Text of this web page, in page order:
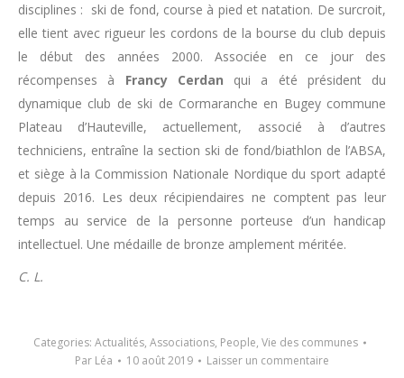
disciplines : ski de fond, course à pied et natation. De surcroit,
elle tient avec rigueur les cordons de la bourse du club depuis
le début des années 2000. Associée en ce jour des
récompenses à Francy Cerdan qui a été président du
dynamique club de ski de Cormaranche en Bugey commune
Plateau d’Hauteville, actuellement, associé à d’autres
techniciens, entraîne la section ski de fond/biathlon de l’ABSA,
et siège à la Commission Nationale Nordique du sport adapté
depuis 2016. Les deux récipiendaires ne comptent pas leur
temps au service de la personne porteuse d’un handicap
intellectuel. Une médaille de bronze amplement méritée.
C. L.
Categories: Actualités, Associations, People, Vie des communes
Par Léa 10 août 2019 Laisser un commentaire